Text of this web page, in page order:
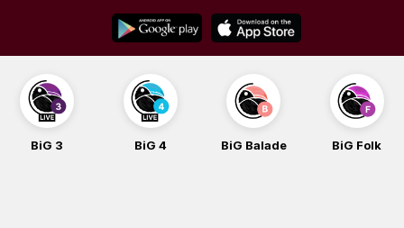
content
BiG 4 BiG Balade BiG Folk BiG iG